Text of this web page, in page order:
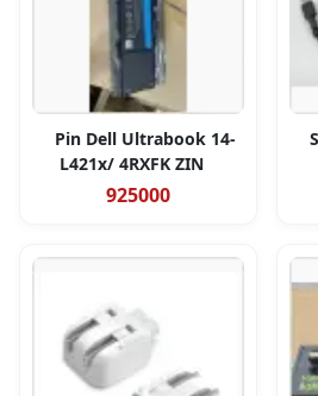
Pin Dell Ultrabook 14-
L421x/ 4RXFK ZIN
925000